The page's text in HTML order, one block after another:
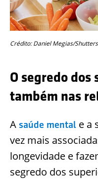
Crédito: Daniel Megias/
O segredo dos
também nas
A saúde mental e a
vez mais
longevidade e
segredo dos